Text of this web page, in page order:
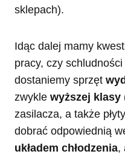
sklepach).
Idąc dalej mamy
pracy, czy
dostaniemy sprzęt
zwykle wyższej klasy
zasilacza, a także
dobrać odpowiednią
układem chłodzenia,